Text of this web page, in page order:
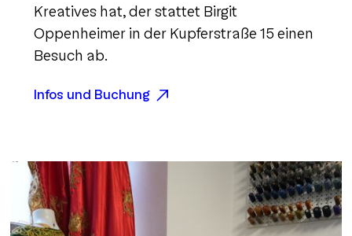
Kreatives hat, der stattet Birgit
Oppenheimer in der Kupferstraße 15 einen
Besuch ab.
Infos und Buchung